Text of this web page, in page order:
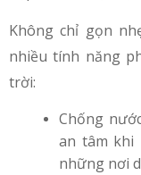
Không chỉ gọn
nhiều tính năng
trời:
Chống
an tâm khi
những nơi